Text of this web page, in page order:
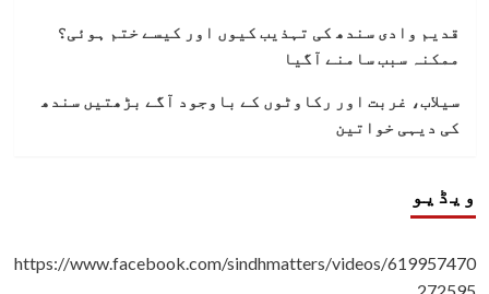
قدیم وادی سندھ کی تہذیب کیوں اور کیسے ختم ہوئی؟
ممکنہ سبب سامنے آگیا
سیلاب، غربت اور رکاوٹوں کے باوجود آگے بڑھتیں سندھ
کی دیہی خواتین
ویڈیو
https://www.facebook.com/sindhmatters/videos/619957470